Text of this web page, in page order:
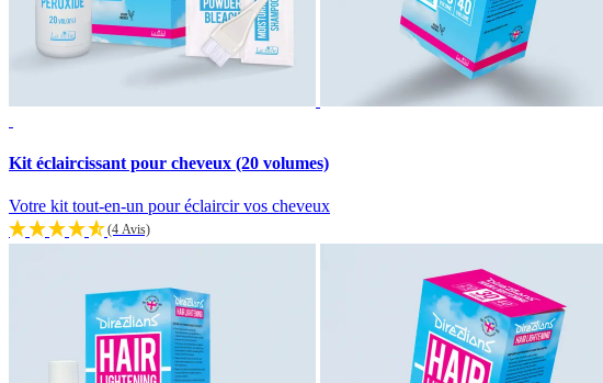
Kit éclaircissant pour cheveux (20 volumes)
Votre kit tout-en-un pour éclaircir vos cheveux
(4 Avis)